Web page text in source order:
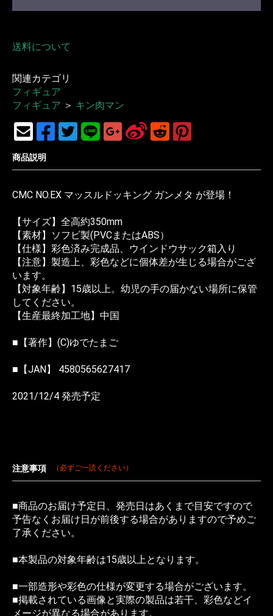
送料について
関連カテゴリ
フィギュア
フィギュア ＞ キン肉マン
商品説明
CMC NO.EX マッスルドッキング ガンメタ が登場！
【サイズ】全高約350mm
【素材】ソフビ製(PVCまたはABS）
【仕様】彩色済み完成品、ウインドウサック箱入り
【注意】製造上、彩色などに個体差が生じる場合がござ
います。
【対象年齢】15歳以上。幼児の手の届かない場所に保管
してください。
【生産最終加工地】中国
■【著作】(C)ゆでたまご
■【JAN】 4580565627417
2021/12/4 発売予定
注意事項 （必ずご一読ください）
■商品のお届け予定日、発売日はあくまで目安ですので
予告なくお届け日が前後する場合がありますので予めご
了承ください。
■本製品の対象年齢は15歳以上となります。
■一部造形や彩色の仕様が変更する場合がございます。
■掲載されている画像と実際の製品は若干、彩色などイ
メージが異なる場合があります。